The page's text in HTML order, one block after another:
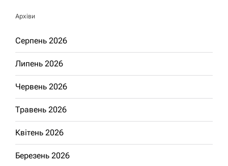
Архіви
Серпень 2026
Липень 2026
Червень 2026
Травень 2026
Квітень 2026
Березень 2026